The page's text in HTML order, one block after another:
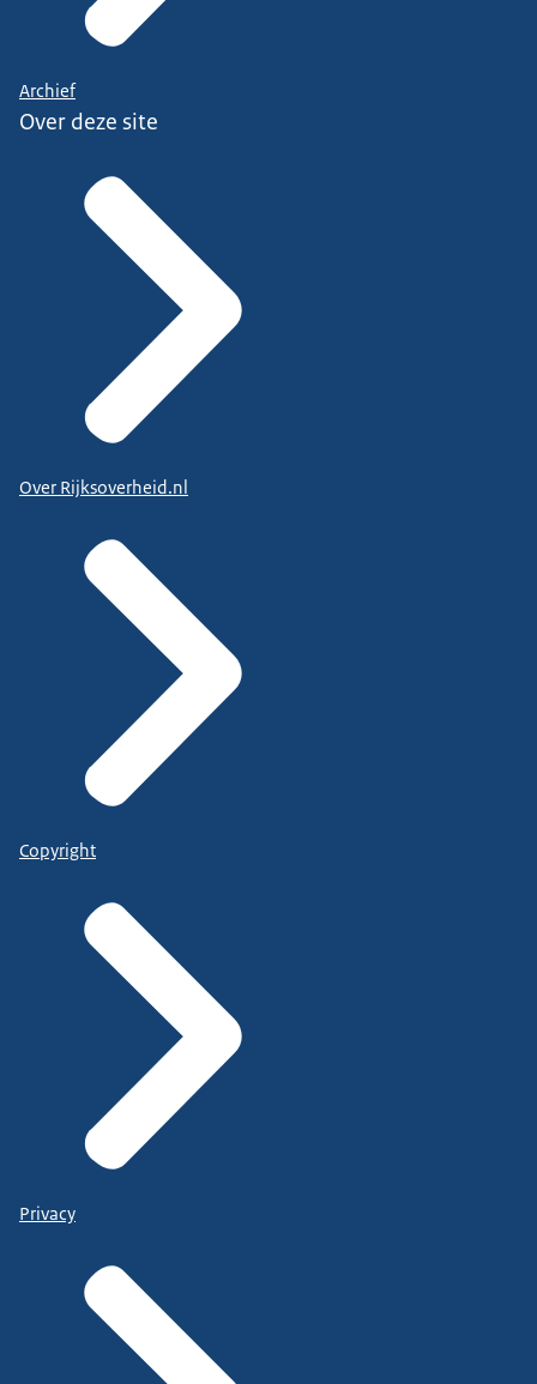
Archief
Over deze site
Over Rijksoverheid.nl
Copyright
Privacy